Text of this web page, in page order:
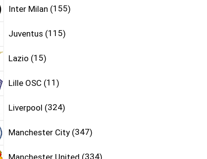
Inter Milan 155
Juventus 115
Lazio 15
Lille OSC 11
Liverpool 324
Manchester City 347
Manchester United 334